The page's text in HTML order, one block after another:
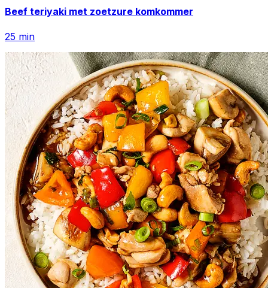
Beef teriyaki met zoetzure komkommer
25 min